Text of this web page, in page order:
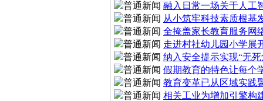
融入日常一场关于人工
从小筑牢科技素质根基
全掩盖家长教育服务网
走进村社幼儿园小学展
纳入安全提示实现“无
假期教育的特色让每个
教育变革已从区域实践
相关工业为增加引擎构